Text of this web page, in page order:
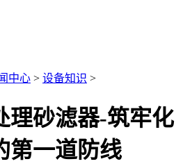
中心 > 设备知识 >
理砂滤器-筑牢化
第一道防线